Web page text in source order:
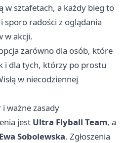
w sztafetach, a każdy bieg to
sporo radości z oglądania
w akcji.
zarówno dla osób, które
i dla tych, którzy po prostu
w niecodziennej
ważne zasady
jest Ultra Flyball Team, a
Ewa Sobolewska. Zgłoszenia